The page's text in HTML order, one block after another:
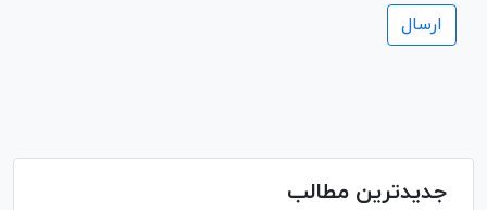
جدیدترین مطالب